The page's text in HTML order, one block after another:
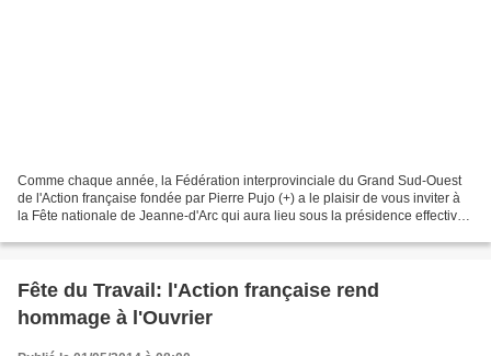
Comme chaque année, la Fédération interprovinciale du Grand Sud-Ouest
de l'Action française fondée par Pierre Pujo (+) a le plaisir de vous inviter à
la Fête nationale de Jeanne-d'Arc qui aura lieu sous la présidence effective
Fête du Travail: l'Action française rend
hommage à l'Ouvrier